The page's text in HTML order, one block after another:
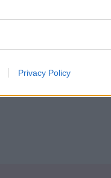
Privacy Policy